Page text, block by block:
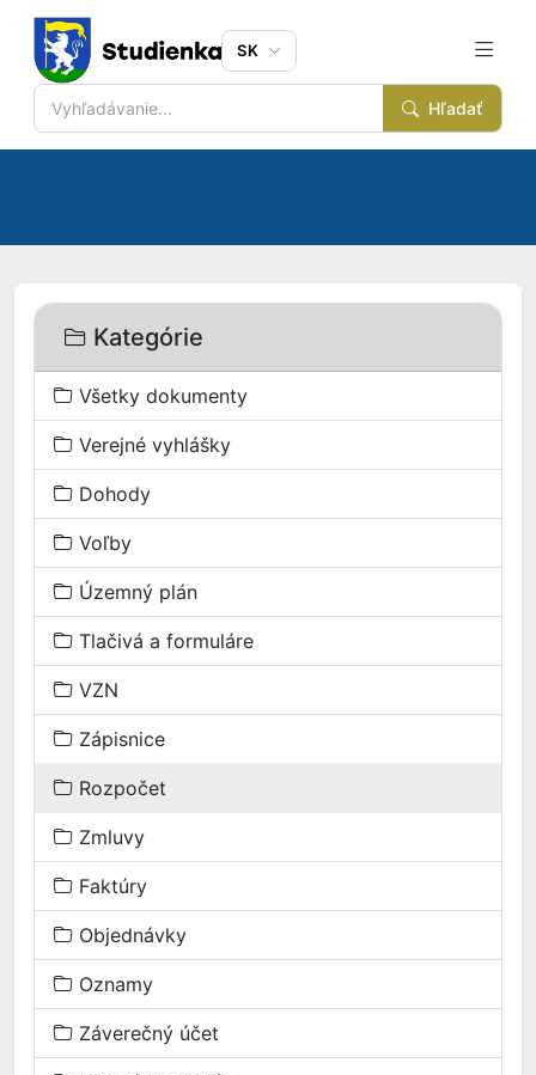
Hľadať
SK
Kategórie
Všetky dokumenty
Verejné vyhlášky
Dohody
Voľby
Územný plán
Tlačivá a formuláre
VZN
Zápisnice
Rozpočet
Zmluvy
Faktúry
Objednávky
Oznamy
Záverečný účet